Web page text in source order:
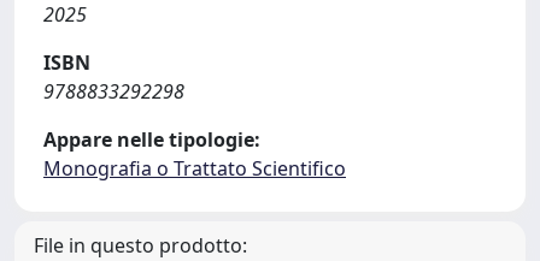
2025
ISBN
9788833292298
Appare nelle tipologie:
Monografia o Trattato Scientifico
File in questo prodotto: